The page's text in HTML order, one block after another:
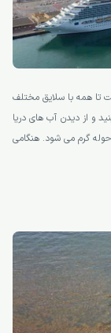
تا همه با سلایق مختلف
و از دیدن آب های دریا
گرم می شود. هنگامی